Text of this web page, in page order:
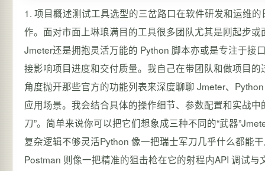
1. 项目概述测试工具选型的三岔路口在软件研发和运维的日常里性能压测、接口调试、自动化脚本编写是绕不开的几项硬核工作。面对市面上琳琅满目的工具很多团队尤其是刚起步或面临技术栈转型的团队常常会陷入选择困难是选择老牌且功能强大的 Jmeter还是拥抱灵活万能的 Python 脚本亦或是专注于接口调试的 Postman这个选择没有标准答案但选错了轻则事倍功半重则直接影响项目进度和交付质量。我自己在带团队和做项目的过程中这三种工具都用过也踩过不少坑。今天我就从一个一线从业者的角度抛开那些官方的功能列表来深度聊聊 Jmeter、Python 和 Postman 这三款工具的真实面貌、核心差异以及它们各自最适合的应用场景。我会结合具体的操作细节、参数配置和实战中的血泪教训帮你理清思路找到最适合你当前阶段和项目需求的“那把刀”。简单来说你可以把它们想象成三种不同的“武器”Jmeter 像一把重机枪火力覆盖范围广适合阵地战性能压测但移动和瞄准编写复杂逻辑不够灵活Python 像一把瑞士军刀几乎什么都能干从拧螺丝到开罐头从接口测试到数据处理但需要你自己组合和打磨Postman 则像一把精准的狙击枪在它的射程内API 调试与文档指哪打哪极其高效但离开了这个射程就无能为力了。理解了这个核心比喻我们再来深入拆解。2. 核心定位与适用场景深度解析2.1 Jmeter为性能压测而生的“压力工厂”Jmeter 的诞生就是为了解决 Web 应用和服务器的性能测试问题。它的核心设计思想是模拟大量用户并发操作对服务器施加压力从而评估系统的吞吐量、响应时间、资源消耗等关键指标。它基于 Java 开发采用多线程模型来模拟虚拟用户这使得它在发起高并发请求方面具有天然优势。核心场景Web 应用/服务性能基准测试与负载测试这是 Jmeter 的主战场。你可以用它模拟成千上万个用户同时登录、浏览商品、提交订单来观察你的应用服务器、数据库在高压下的表现。例如在电商大促前用 Jmeter 对核心交易链路进行全链路压测是标准操作。数据库性能测试通过 JDBC 连接器Jmeter 可以直接对数据库执行 SQL 语句测试数据库的查询、插入性能。FTP、LDAP、JMS 等协议测试Jmeter 支持多种协议虽然不如 HTTP 那么常用但在特定系统集成测试中很有价值。分布式压测这是 Jmeter 的杀手锏。当单台机器无法产生足够压力时你可以配置一个控制机Master和多个压力机Slave由控制机统一调度实现超大规模并发测试。不适合的场景复杂的业务逻辑验证虽然 Jmeter 有 BeanShell、JSR223 等处理器可以编写脚本但其语法和调试体验远不如专业的编程语言。用它来实现一个需要多步骤、强状态依赖、复杂数据处理的测试用例会非常痛苦。需要精细控制请求顺序和依赖的 API 测试对于前后步骤有严格数据依赖的接口链如A接口返回的token用于B接口的鉴权B接口返回的ID用于C接口的查询用 Jmeter 的“后置处理器”提取变量并传递虽然可行但配置繁琐可读性差。快速、轻量的单接口调试杀鸡用牛刀。打开 Jmeter、配置线程组、添加取样器、配置监听器的启动时间可能比你用 Postman 调完 10 个接口还长。注意很多人误以为 Jmeter 只能做性能测试。其实通过合理配置线程数如设置为1和循环次数它完全可以用于功能性的接口测试。但关键在于“成本”用 Jmeter 做功能回归测试其用例的编写和维护成本通常高于专门的自动化测试框架。2.2 Python测试自动化的“万能工具箱”Python 在这里不是一个工具而是一个平台。通过requests,pytest,unittest,locust等丰富的库你可以搭建出任何你想要的测试解决方案。它的核心优势是极致的灵活性和强大的生态。核心场景复杂业务逻辑的自动化测试当测试用例需要连接数据库验证数据、调用多个外部服务、处理复杂的文件或加密逻辑时Python 脚本是绝佳选择。你可以用requests发请求用pymysql查数据库用pandas分析结果整个流程行云流水。定制化的性能测试工具虽然 Jmeter 功能强大但如果你需要模拟非常特殊的用户行为模型如每个用户的思考时间服从某种特定分布或需要动态从消息队列中读取测试数据使用locust一个基于 Python 的开源压测工具或自己用asyncio编写压测脚本会灵活得多。Locust 的代码即脚本模式让测试场景的描述非常直观。持续集成/持续交付CI/CD流水线集成Python 脚本可以非常方便地集成到 Jenkins、GitLab CI 等工具中。pytest可以生成 JUnit XML 格式的报告完美适配 CI 系统的测试结果展示。数据驱动测试和参数化结合 CSV、Excel 或 YAML 文件Python 可以轻松实现数据与测试逻辑的分离进行大规模的参数化测试。测试周边工具开发需要自己写个工具来批量造测试数据、监控测试环境、解析日志吗Python 是最快上手的语言之一。不适合的场景纯手工、探索性的单接口调试虽然也能用但需要写脚本、运行脚本即时反馈速度远不如 Postman。你只是想快速看看某个接口返回什么用 Python 打开 IDE、写代码、运行太折腾了。团队内快速共享和协作调试接口集合除非你们团队有非常成熟的内部工具链否则用 Python 脚本共享接口用例其他人需要配置环境、安装依赖、理解代码协作成本很高。而 Postman 可以直接分享集合Collection。实操心得对于测试团队我强烈建议将 Python 作为核心技能栈。它不仅是测试工具更是提升测试效率和深度的“杠杆”。初期可以用它补足 Jmeter 和 Postman 的短板后期甚至可以基于它构建团队内部的测试平台。2.3 PostmanAPI 全生命周期的“协作工作台”Postman 的定位非常清晰API 的开发与测试。它从一个简单的 Chrome 插件成长为如今包含桌面端、团队协作、Mock Server、API 监控等功能的平台。它的核心价值在于提升 API 相关工作的效率和标准化。核心场景接口调试与探索这是 Postman 最基本也是最强大的功能。填入 URL、参数、头部点击“Send”瞬间看到响应。支持多种认证方式Basic, Bearer Token, OAuth等、保存历史记录、环境变量管理让日常的接口调试变得无比顺畅。API 文档生成与分享在 Postman 中编写好的请求可以一键生成美观的 API 文档。这对于前后端协作、与第三方系统对接至关重要。文档随着接口变更而实时更新避免了文档与代码不同步的老大难问题。接口自动化测试与回归通过编写测试脚本基于 JavaScript可以对接口响应进行断言检查状态码、响应体内容、响应时间等并将多个请求组织成集合Collection通过 Collection Runner 或 Newman命令行工具批量运行实现接口层的自动化回归测试。Mock Server在后端接口尚未开发完成时前端或测试可以根据接口定义在 Postman 快速创建一个 Mock Server返回预定义的响应数据实现并行开发与测试。监控可以对重要的 API 设置定时任务定期发起请求并检查其可用性和性能相当于一个轻量级的 API 健康监控系统。不适合的场景高并发性能压测Postman 虽然也能跑集合但其设计并非为了产生巨大压力。用它做压测很容易把自己客户端跑死也无法提供像 Jmeter 那样丰富的性能监控指标如吞吐量、百分位响应时间等。测试非 HTTP/HTTPS 协议的服务Postman 主要专注于 Web API。对于像数据库、消息队列、Socket 等协议的测试无能为力。需要与复杂外部系统深度集成的测试如果你的测试流程需要频繁操作数据库、读写特定格式的文件、调用命令行工具那么纯 Postman 会力不从心通常需要结合 Pre-request Script 和 Test Script 进行复杂编码此时体验不如 Python。注意Postman 的测试脚本是 JavaScript这对于前端开发或测试人员来说学习成本较低。但对于后端背景、更熟悉 Python/Java 的测试人员可能需要适应一下。不过其脚本主要用于断言和简单数据处理逻辑通常不会太复杂。3. 功能特性与实操细节横向对比光说定位太抽象我们直接上“硬菜”从几个关键维度看看它们的具体表现。我会附上一些配置示例和操作要点。3.1 脚本编写与灵活性Jmeter方式主要通过 GUI 配置元件Sampler, Controller, Listener, Processor辅以 BeanShell、JSR223支持 Groovy、JavaScript 等编写逻辑。灵活性中等。GUI 配置对于常规的压测场景足够但一旦涉及复杂逻辑就需要写脚本。JSR223 处理器性能比 BeanShell 好是首选。但调试困难编写体验一般。示例JSR223 后置处理器使用 Groovy// 从 JSON 响应中提取 token import groovy.json.JsonSlurper def response prev.getResponseDataAsString() def jsonSlurper new JsonSlurper() def object jsonSlurper.parseText(response) vars.put(auth_token, object.data.token) // 存入 JMeter 变量痛点脚本编辑器功能弱错误提示不友好。变量作用域线程组、测试计划级需要小心管理。Python方式纯代码编写利用requests,pytest等库。灵活性极高。你可以使用 Python 所有的语言特性和第三方库实现任何你能想到的逻辑。调试方便可以使用 IDE 的断点、单步调试。示例使用 requests 和 pytestimport requests import pytest def test_login_success(): url